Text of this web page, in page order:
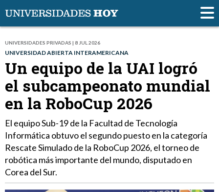
UNIVERSIDADES PRIVADAS | 8 JUL 2026
UNIVERSIDAD ABIERTA INTERAMERICANA
Un equipo de la UAI logró
el subcampeonato mundial
en la RoboCup 2026
El equipo Sub-19 de la Facultad de Tecnología
Informática obtuvo el segundo puesto en la categoría
Rescate Simulado de la RoboCup 2026, el torneo de
robótica más importante del mundo, disputado en
Corea del Sur.